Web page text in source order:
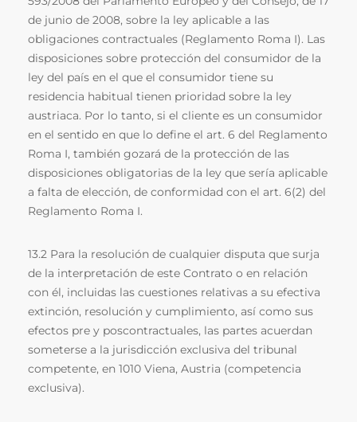
de junio de 2008, sobre la ley aplicable a las
obligaciones contractuales (Reglamento Roma I). Las
disposiciones sobre protección del consumidor de la
ley del país en el que el consumidor tiene su
residencia habitual tienen prioridad sobre la ley
austriaca. Por lo tanto, si el cliente es un consumidor
en el sentido en que lo define el art. 6 del Reglamento
Roma I, también gozará de la protección de las
disposiciones obligatorias de la ley que sería aplicable
a falta de elección, de conformidad con el art. 6(2) del
Reglamento Roma I.
13.2 Para la resolución de cualquier disputa que surja
de la interpretación de este Contrato o en relación
con él, incluidas las cuestiones relativas a su efectiva
extinción, resolución y cumplimiento, así como sus
efectos pre y poscontractuales, las partes acuerdan
someterse a la jurisdicción exclusiva del tribunal
competente, en 1010 Viena, Austria (competencia
exclusiva).